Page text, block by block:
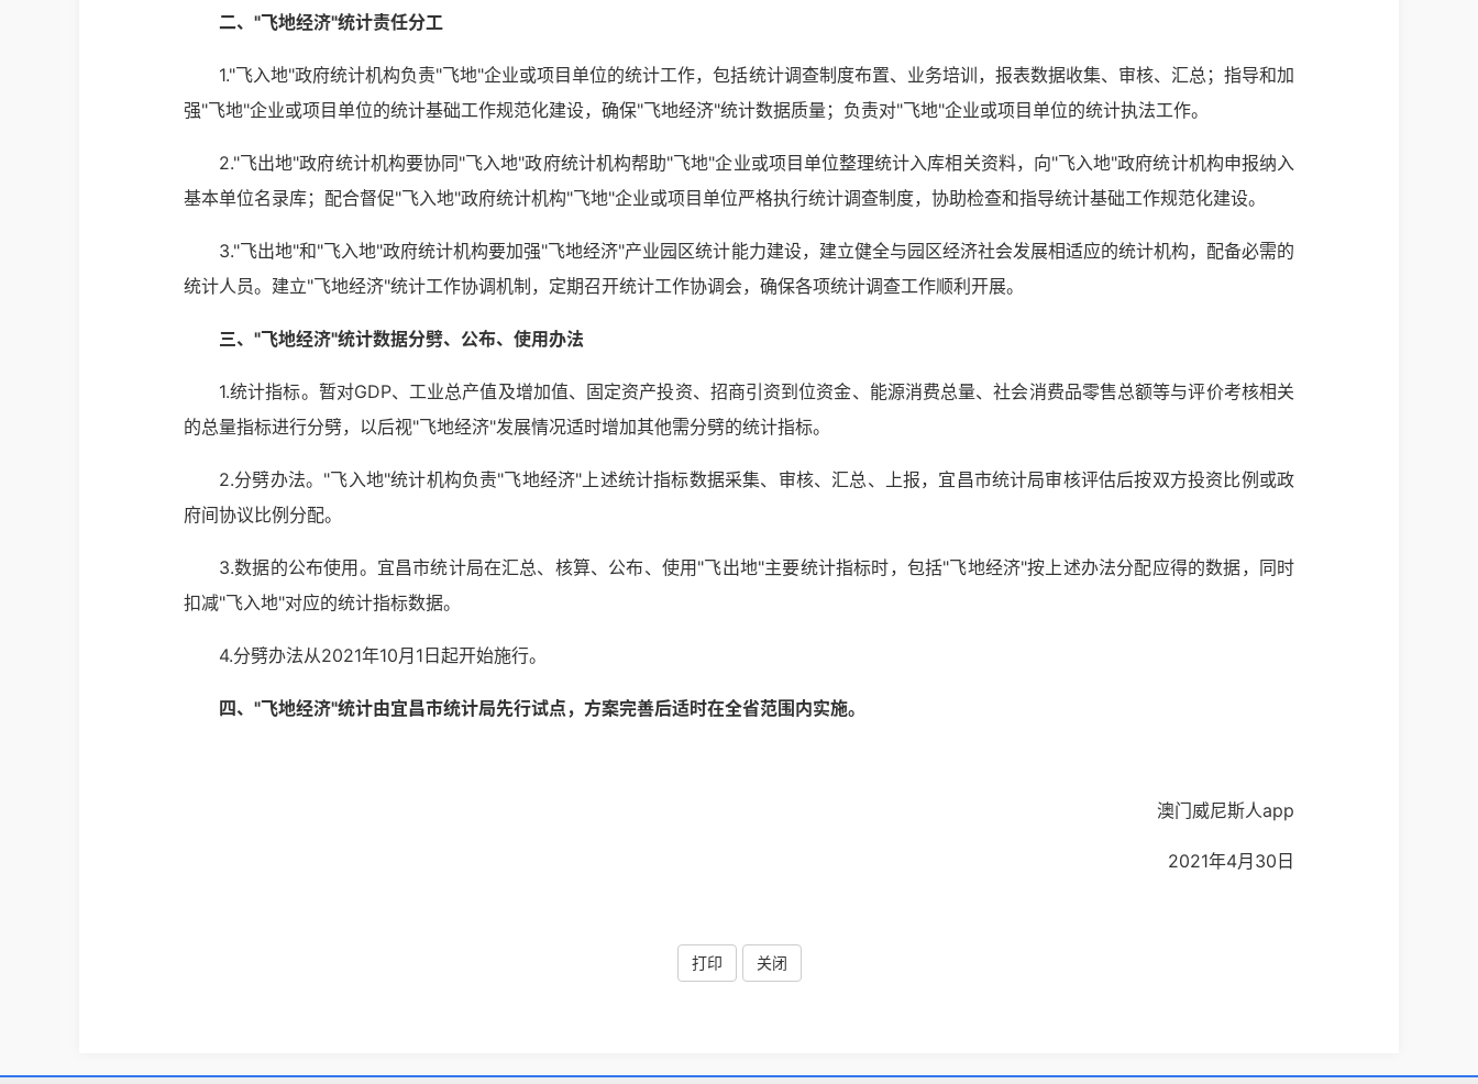
二、"飞地经济"统计责任分工
1."飞入地"政府统计机构负责"飞地"企业或项目单位的统计工作，包括统计调查制度布置、业务培训，报表数据收集、审核、汇总；指导和加
强"飞地"企业或项目单位的统计基础工作规范化建设，确保"飞地经济"统计数据质量；负责对"飞地"企业或项目单位的统计执法工作。
2."飞出地"政府统计机构要协同"飞入地"政府统计机构帮助"飞地"企业或项目单位整理统计入库相关资料，向"飞入地"政府统计机构申报纳入
基本单位名录库；配合督促"飞入地"政府统计机构"飞地"企业或项目单位严格执行统计调查制度，协助检查和指导统计基础工作规范化建设。
3."飞出地"和"飞入地"政府统计机构要加强"飞地经济"产业园区统计能力建设，建立健全与园区经济社会发展相适应的统计机构，配备必需的
统计人员。建立"飞地经济"统计工作协调机制，定期召开统计工作协调会，确保各项统计调查工作顺利开展。
三、"飞地经济"统计数据分劈、公布、使用办法
1.统计指标。暂对GDP、工业总产值及增加值、固定资产投资、招商引资到位资金、能源消费总量、社会消费品零售总额等与评价考核相关
的总量指标进行分劈，以后视"飞地经济"发展情况适时增加其他需分劈的统计指标。
2.分劈办法。"飞入地"统计机构负责"飞地经济"上述统计指标数据采集、审核、汇总、上报，宜昌市统计局审核评估后按双方投资比例或政
府间协议比例分配。
3.数据的公布使用。宜昌市统计局在汇总、核算、公布、使用"飞出地"主要统计指标时，包括"飞地经济"按上述办法分配应得的数据，同时
扣减"飞入地"对应的统计指标数据。
4.分劈办法从2021年10月1日起开始施行。
四、"飞地经济"统计由宜昌市统计局先行试点，方案完善后适时在全省范围内实施。
澳门威尼斯人app
2021年4月30日
打印 关闭